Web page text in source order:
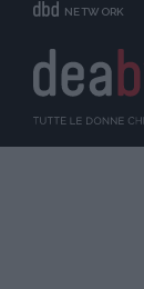
NETWORK